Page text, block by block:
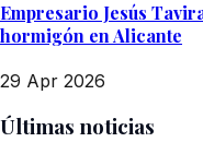
Empresario Jesús
hormigón en Alicante
29 Apr 2026
Últimas noticias